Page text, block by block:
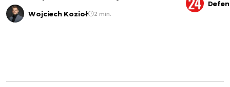
Wojciech Kozioł 2 min.